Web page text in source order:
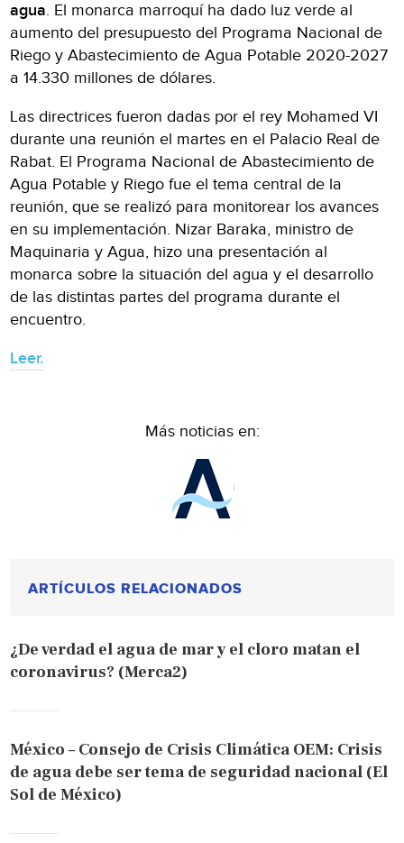
agua. El monarca marroquí ha dado luz verde al
aumento del presupuesto del Programa Nacional de
Riego y Abastecimiento de Agua Potable 2020-2027
a 14.330 millones de dólares.
Las directrices fueron dadas por el rey Mohamed VI
durante una reunión el martes en el Palacio Real de
Rabat. El Programa Nacional de Abastecimiento de
Agua Potable y Riego fue el tema central de la
reunión, que se realizó para monitorear los avances
en su implementación. Nizar Baraka, ministro de
Maquinaria y Agua, hizo una presentación al
monarca sobre la situación del agua y el desarrollo
de las distintas partes del programa durante el
encuentro.
Leer.
Más noticias en:
ARTÍCULOS RELACIONADOS
¿De verdad el agua de mar y el cloro matan el
coronavirus? (Merca2)
México – Consejo de Crisis Climática OEM: Crisis
de agua debe ser tema de seguridad nacional (El
Sol de México)